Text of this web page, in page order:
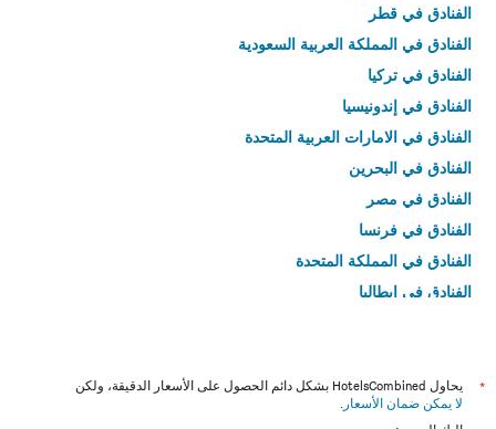
الفنادق في قطر
الفنادق في المملكة العربية السعودية
الفنادق في تركيا
الفنادق في إندونيسيا
الفنادق في الامارات العربية المتحدة
الفنادق في البحرين
الفنادق في مصر
الفنادق في فرنسا
الفنادق في المملكة المتحدة
الفنادق في إيطاليا
*
يحاول HotelsCombined بشكل دائم الحصول على الأسعار الدقيقة، ولكن
لا يمكن ضمان الأسعار .